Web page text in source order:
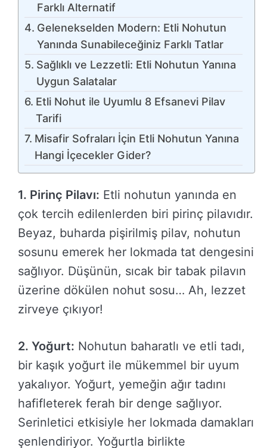
Farklı Alternatif
Gelenekselden Modern: Etli Nohutun
Yanında Sunabileceğiniz Farklı Tatlar
Sağlıklı ve Lezzetli: Etli Nohutun Yanına
Uygun Salatalar
Etli Nohut ile Uyumlu 8 Efsanevi Pilav
Tarifi
Misafir Sofraları İçin Etli Nohutun Yanına
Hangi İçecekler Gider?
1. Pirinç Pilavı: Etli nohutun yanında en
çok tercih edilenlerden biri pirinç pilavıdır.
Beyaz, buharda pişirilmiş pilav, nohutun
sosunu emerek her lokmada tat dengesini
sağlıyor. Düşünün, sıcak bir tabak pilavın
üzerine dökülen nohut sosu… Ah, lezzet
zirveye çıkıyor!
2. Yoğurt: Nohutun baharatlı ve etli tadı,
bir kaşık yoğurt ile mükemmel bir uyum
yakalıyor. Yoğurt, yemeğin ağır tadını
hafifleterek ferah bir denge sağlıyor.
Serinletici etkisiyle her lokmada damakları
şenlendiriyor. Yoğurtla birlikte